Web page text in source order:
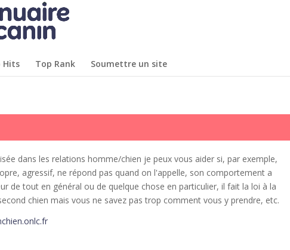
Hits Top Rank Soumettre un site
dans les relations homme/chien je peux vous aider si, par exemple,
agressif, ne répond pas quand on l'appelle, son comportement a
de tout en général ou de quelque chose en particulier, il fait la loi à la
chien mais vous ne savez pas trop comment vous y prendre, etc.